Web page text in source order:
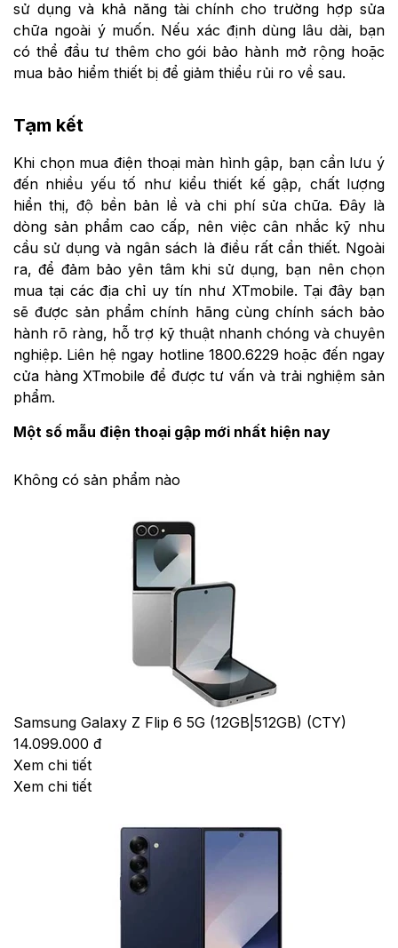
sử dụng và khả năng tài chính cho trường hợp sửa
chữa ngoài ý muốn. Nếu xác định dùng lâu dài, bạn
có thể đầu tư thêm cho gói bảo hành mở rộng hoặc
mua bảo hiểm thiết bị để giảm thiểu rủi ro về sau.
Tạm kết
Khi chọn mua điện thoại màn hình gập, bạn cần lưu ý
đến nhiều yếu tố như kiểu thiết kế gập, chất lượng
hiển thị, độ bền bản lề và chi phí sửa chữa. Đây là
dòng sản phẩm cao cấp, nên việc cân nhắc kỹ nhu
cầu sử dụng và ngân sách là điều rất cần thiết. Ngoài
ra, để đảm bảo yên tâm khi sử dụng, bạn nên chọn
mua tại các địa chỉ uy tín như XTmobile. Tại đây bạn
sẽ được sản phẩm chính hãng cùng chính sách bảo
hành rõ ràng, hỗ trợ kỹ thuật nhanh chóng và chuyên
nghiệp. Liên hệ ngay hotline 1800.6229 hoặc đến ngay
cửa hàng XTmobile để được tư vấn và trải nghiệm sản
phẩm.
Một số mẫu điện thoại gập mới nhất hiện nay
Không có sản phẩm nào
Samsung Galaxy Z Flip 6 5G (12GB|512GB) (CTY)
14.099.000 đ
Xem chi tiết
Xem chi tiết